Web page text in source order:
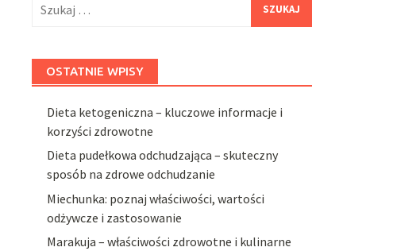
OSTATNIE WPISY
Dieta ketogeniczna – kluczowe informacje i
korzyści zdrowotne
Dieta pudełkowa odchudzająca – skuteczny
sposób na zdrowe odchudzanie
Miechunka: poznaj właściwości, wartości
odżywcze i zastosowanie
Marakuja – właściwości zdrowotne i kulinarne